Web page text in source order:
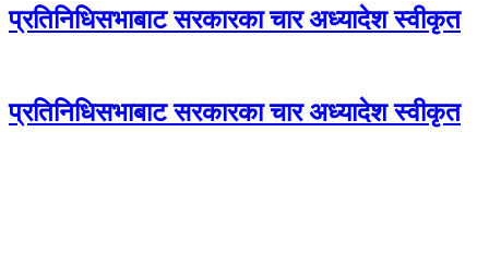
प्रतिनिधिसभाबाट सरकारका चार अध्यादेश स्वीकृत
प्रतिनिधिसभाबाट सरकारका चार अध्यादेश स्वीकृत